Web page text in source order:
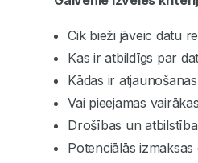
Cik bieži jāveic datu
Kas ir atbildīgs par
Kādas ir
Vai pieejamas
Drošības un
Potenciālās